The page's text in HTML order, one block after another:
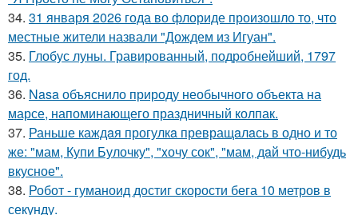
34. 31 января 2026 года во флориде произошло то, что
местные жители назвали "Дождем из Игуан".
35. Глобус луны. Гравированный, подробнейший, 1797
год.
36. Nasa объяснило природу необычного объекта на
марсе, напоминающего праздничный колпак.
37. Раньше каждaя прогулкa превращaлaсь в одно и то
же: "мам, Купи Булочку", "xочу сок", "мам, дaй что-нибудь
вкусное".
38. Робот - гуманоид достиг скорости бега 10 метров в
секунду.